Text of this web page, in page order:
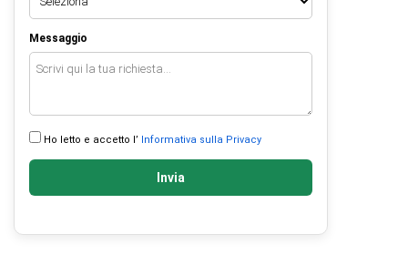
Messaggio
Ho letto e accetto l’ Informativa sulla Privacy
Invia